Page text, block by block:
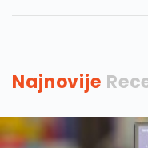
Najnovije